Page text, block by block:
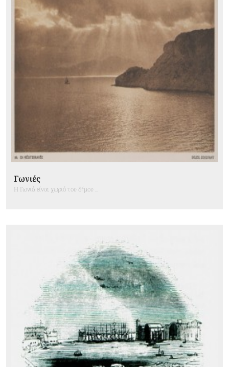
Γωνιές
H Γωνιά είναι χωριό του δήμου ...